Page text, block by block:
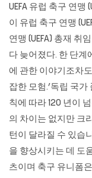
UEFA 유럽 축구 연맹
이 유럽 축구 연맹
연맹 (UEFA) 총재 취
다 늦어졌다. 한 단계
에 관한 이야기조차
잡한 모험.’독립 국
칙에 따라 120 년이
의 차이는 없지만 크
턴이 달라질 수 있습
을 향상시키는 데 도
츠이며 축구 유니폼